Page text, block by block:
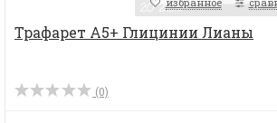
Трафарет А5+ Глицинии Лианы
(0)